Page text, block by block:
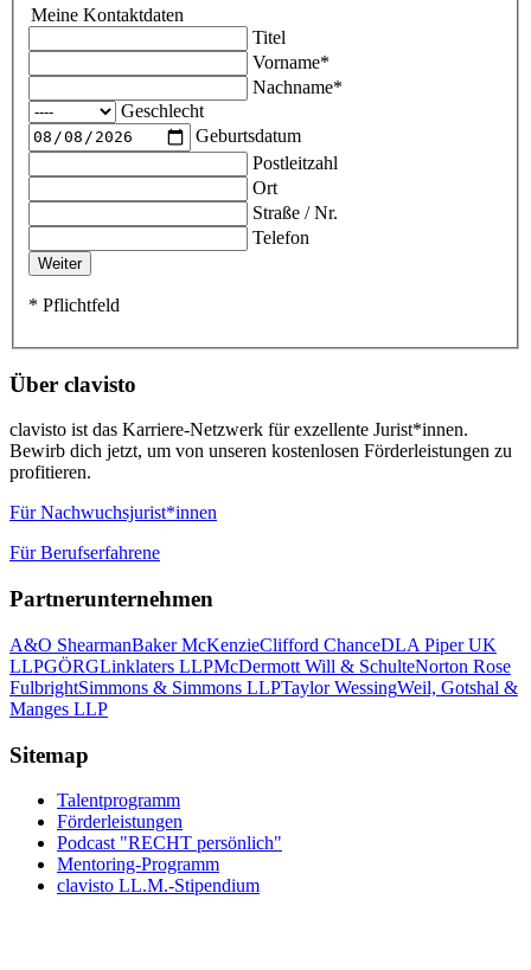
Meine Kontaktdaten
Titel
Vorname*
Nachname*
Geschlecht
Geburtsdatum
Postleitzahl
Ort
Straße / Nr.
Telefon
* Pflichtfeld
Über clavisto
clavisto ist das Karriere-Netzwerk für exzellente Jurist*innen.
Bewirb dich jetzt, um von unseren kostenlosen Förderleistungen zu
profitieren.
Für Nachwuchsjurist*innen
Für Berufserfahrene
Partnerunternehmen
A&O ShearmanBaker McKenzieClifford ChanceDLA Piper UK
LLPGÖRGLinklaters LLPMcDermott Will & SchulteNorton Rose
FulbrightSimmons & Simmons LLPTaylor WessingWeil, Gotshal &
Manges LLP
Sitemap
Talentprogramm
Förderleistungen
Podcast "RECHT persönlich"
Mentoring-Programm
clavisto LL.M.-Stipendium